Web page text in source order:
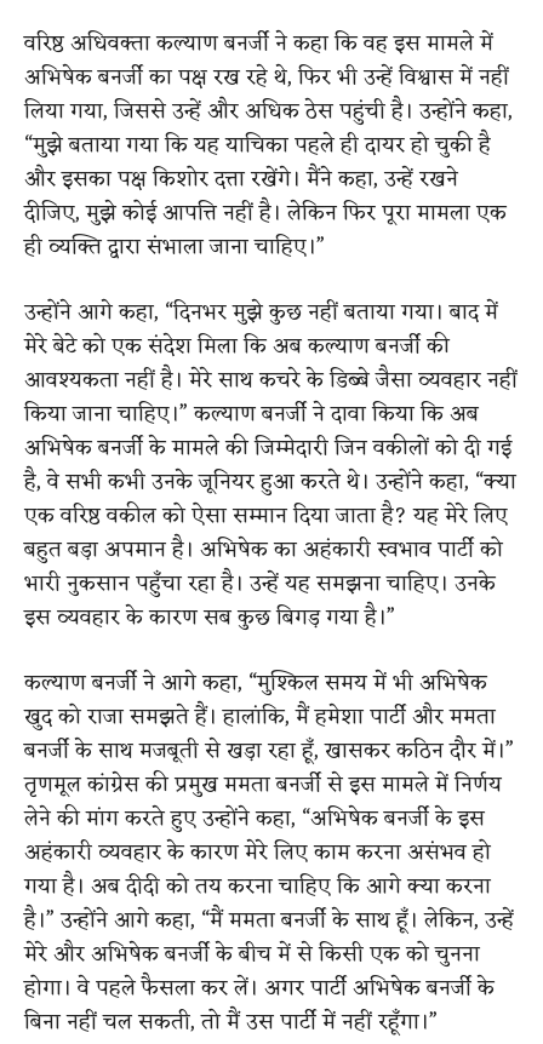
वरिष्ठ अधिवक्ता कल्याण बनर्जी ने कहा कि वह इस मामले में
अभिषेक बनर्जी का पक्ष रख रहे थे, फिर भी उन्हें विश्वास में नहीं
लिया गया, जिससे उन्हें और अधिक ठेस पहुंची है। उन्होंने कहा,
“मुझे बताया गया कि यह याचिका पहले ही दायर हो चुकी है
और इसका पक्ष किशोर दत्ता रखेंगे। मैंने कहा, उन्हें रखने
दीजिए, मुझे कोई आपत्ति नहीं है। लेकिन फिर पूरा मामला एक
ही व्यक्ति द्वारा संभाला जाना चाहिए।”
उन्होंने आगे कहा, “दिनभर मुझे कुछ नहीं बताया गया। बाद में
मेरे बेटे को एक संदेश मिला कि अब कल्याण बनर्जी की
आवश्यकता नहीं है। मेरे साथ कचरे के डिब्बे जैसा व्यवहार नहीं
किया जाना चाहिए।” कल्याण बनर्जी ने दावा किया कि अब
अभिषेक बनर्जी के मामले की जिम्मेदारी जिन वकीलों को दी गई
है, वे सभी कभी उनके जूनियर हुआ करते थे। उन्होंने कहा, “क्या
एक वरिष्ठ वकील को ऐसा सम्मान दिया जाता है? यह मेरे लिए
बहुत बड़ा अपमान है। अभिषेक का अहंकारी स्वभाव पार्टी को
भारी नुकसान पहुँचा रहा है। उन्हें यह समझना चाहिए। उनके
इस व्यवहार के कारण सब कुछ बिगड़ गया है।”
कल्याण बनर्जी ने आगे कहा, “मुश्किल समय में भी अभिषेक
खुद को राजा समझते हैं। हालांकि, मैं हमेशा पार्टी और ममता
बनर्जी के साथ मजबूती से खड़ा रहा हूँ, खासकर कठिन दौर में।”
तृणमूल कांग्रेस की प्रमुख ममता बनर्जी से इस मामले में निर्णय
लेने की मांग करते हुए उन्होंने कहा, “अभिषेक बनर्जी के इस
अहंकारी व्यवहार के कारण मेरे लिए काम करना असंभव हो
गया है। अब दीदी को तय करना चाहिए कि आगे क्या करना
है।” उन्होंने आगे कहा, “मैं ममता बनर्जी के साथ हूँ। लेकिन, उन्हें
मेरे और अभिषेक बनर्जी के बीच में से किसी एक को चुनना
होगा। वे पहले फैसला कर लें। अगर पार्टी अभिषेक बनर्जी के
बिना नहीं चल सकती, तो मैं उस पार्टी में नहीं रहूँगा।”